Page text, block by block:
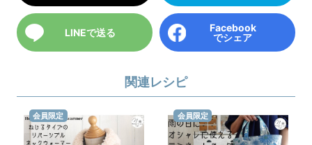
LINEで送る
Facebook
でシェア
関連レシピ
会員限定 会員限定